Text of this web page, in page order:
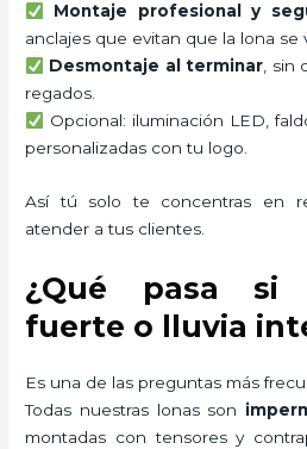
Montaje profesional y
anclajes que evitan que la lona se
Desmontaje al terminar, sin
regados.
Opcional: iluminación LED,
personalizadas con tu logo.
Así tú solo te concentras en
atender a tus clientes.
¿Qué pasa si
fuerte o lluvia
Es una de las preguntas más
Todas nuestras lonas son
montadas con tensores y